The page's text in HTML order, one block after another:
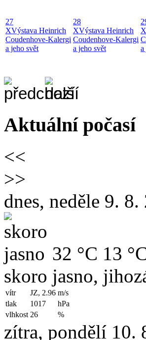
27
XVýstava Heinrich
Coudenhove-Kalergi
a jeho svět
28
XVýstava Heinrich
Coudenhove-Kalergi
a jeho svět
X
a
Aktuální počasí
<<
>>
dnes, neděle 9. 8.
32 °C 13
skoro jasno,
vítr JZ, 2.96 m/s
tlak
1017
hPa
vlhkost 26 %
zítra, pondělí 10.